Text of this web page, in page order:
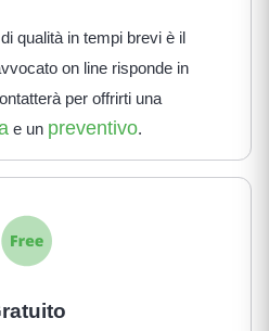
qualità in tempi brevi è il
on line risponde in
per offrirti una
e un preventivo.